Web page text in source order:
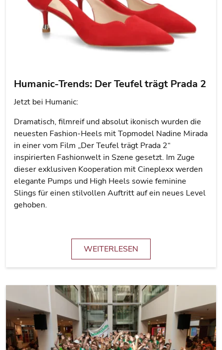
Humanic-Trends: Der Teufel trägt Prada 2
Jetzt bei Humanic:
Dramatisch, filmreif und absolut ikonisch wurden die
neuesten Fashion-Heels mit Topmodel Nadine Mirada
in einer vom Film „Der Teufel trägt Prada 2“
inspirierten Fashionwelt in Szene gesetzt. Im Zuge
dieser exklusiven Kooperation mit Cineplexx werden
elegante Pumps und High Heels sowie feminine
Slings für einen stilvollen Auftritt auf ein neues Level
gehoben.
WEITERLESEN